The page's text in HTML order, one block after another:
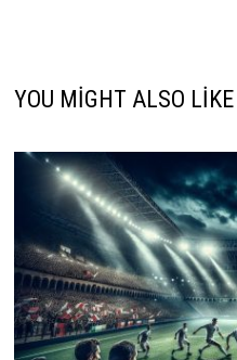
YOU MIGHT ALSO LIKE